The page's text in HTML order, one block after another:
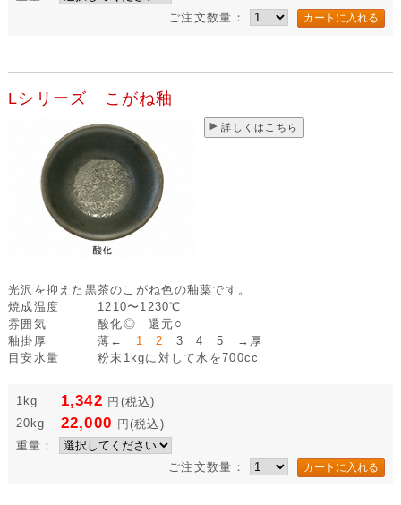
ご注文数量：
Lシリーズ こがね釉
詳しくはこちら
光沢を抑えた黒茶のこがね色の釉薬です。
焼成温度
1210〜1230℃
雰囲気
酸化◎ 還元○
釉掛厚
薄← 1 2 3 4 5 →厚
目安水量
粉末1kgに対して水を700cc
1kg 1,342 円 (税込)
20kg
22,000 円(税込)
重量：
ご注文数量：